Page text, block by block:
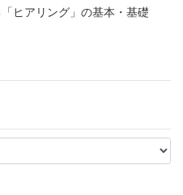
ヒアリング」の基本・基礎